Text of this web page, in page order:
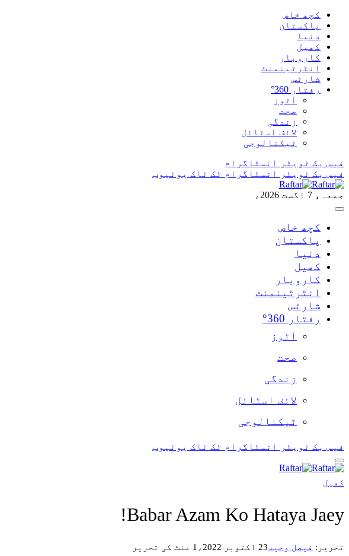
کچھ خاص
پاکستان
دنیا
کھیل
کاروبار
انٹرٹینمنٹ
شارٹس
رفتار 360°
آٹوز
صحت
زندگی
لائف اسٹائل
ٹیکنالوجی
فیس بک ٹویٹر
انسٹاگرام
فیس بک ٹویٹر انسٹاگرام ٹک ٹاک یوٹیوب
جمعہ، 7 اگست 2026ء
کچھ خاص
پاکستان
دنیا
کھیل
کاروبار
انٹرٹینمنٹ
شارٹس
رفتار 360°
آٹوز
صحت
زندگی
لائف اسٹائل
ٹیکنالوجی
فیس بک ٹویٹر انسٹاگرام ٹک ٹاک یوٹیوب
کھیل
Babar Azam Ko Hataya Jaey!
تحریر: فیصل وحید 23 اکتوبر 2022ء 1 منٹ کی تحریر